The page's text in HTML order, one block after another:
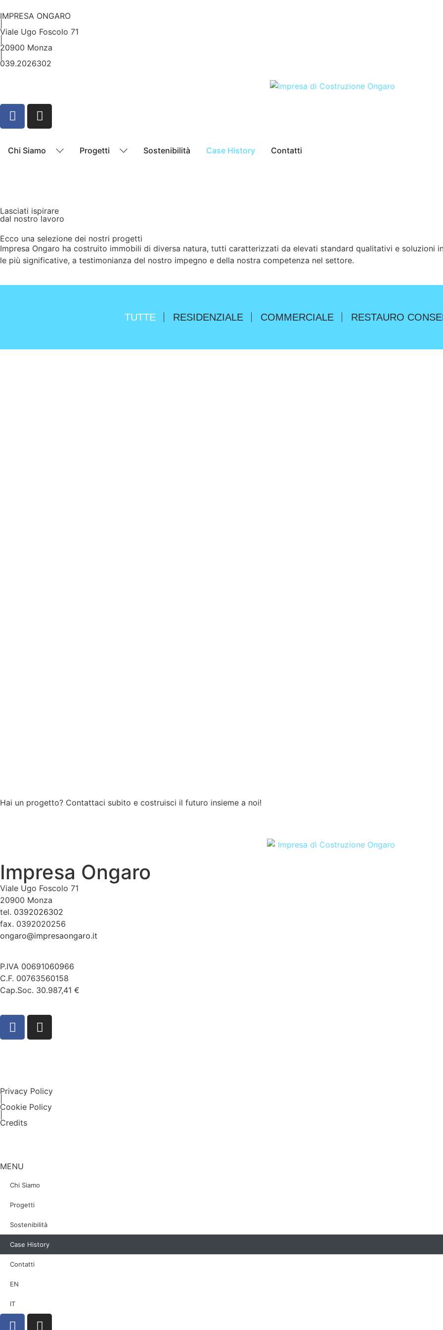
IMPRESA ONGARO
Viale Ugo Foscolo 71
20900 Monza
039.2026302
Chi Siamo Progetti Sostenibilità Case History Contatti
Lasciati ispirare
dal nostro lavoro
Ecco una selezione dei nostri progetti
Impresa Ongaro ha costruito immobili di diversa natura, tutti caratterizzati da elevati standard qualitativi e soluzioni
le più significative, a testimonianza del nostro impegno e della nostra competenza nel settore.
TUTTE RESIDENZIALE COMMERCIALE RESTAURO
Hai un progetto? Contattaci subito e costruisci il futuro insieme a noi!
Impresa Ongaro
Viale Ugo Foscolo 71
20900 Monza
tel. 0392026302
fax. 0392020256
ongaro@impresaongaro.it
P.IVA 00691060966
C.F. 00763560158
Cap.Soc. 30.987,41 €
Privacy Policy
Cookie Policy
Credits
MENU
Chi Siamo
Progetti
Sostenibilità
Case History
Contatti
EN
IT